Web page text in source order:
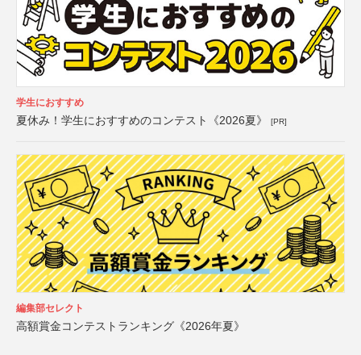
学生におすすめ
夏休み！学生におすすめのコンテスト《2026夏》 [PR]
編集部セレクト
高額賞金コンテストランキング《2026年夏》